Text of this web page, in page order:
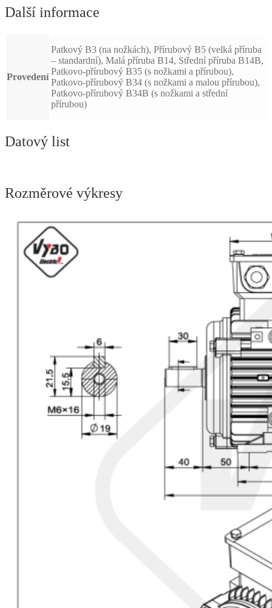
Další informace
Provedení
Patkový B3 (na nožkách), Přírubový B5 (velká příruba
– standardní), Malá příruba B14, Střední příruba B14B,
Patkovo-přírubový B35 (s nožkami a přírubou),
Patkovo-přírubový B34 (s nožkami a malou přírubou),
Patkovo-přírubový B34B (s nožkami a střední
přírubou)
Datový list
Rozměrové výkresy